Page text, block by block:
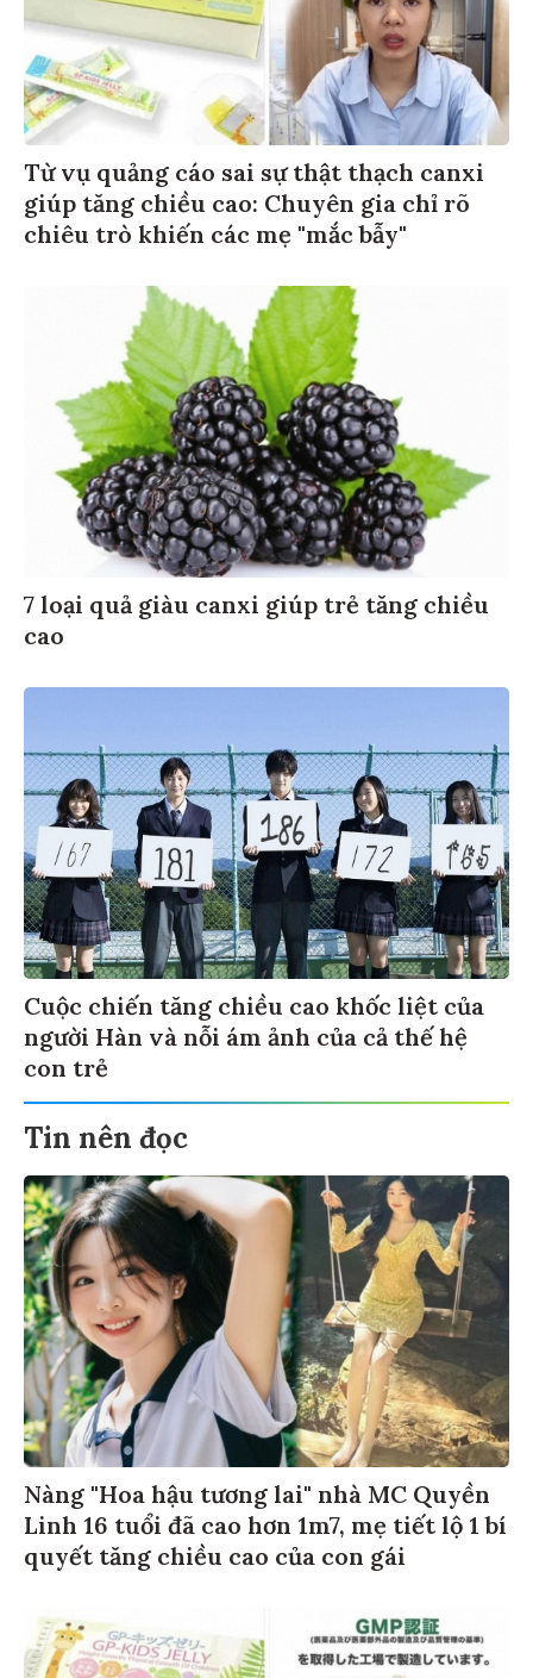
Từ vụ quảng cáo sai sự thật thạch canxi
giúp tăng chiều cao: Chuyên gia chỉ rõ
chiêu trò khiến các mẹ "mắc bẫy"
7 loại quả giàu canxi giúp trẻ tăng chiều
cao
Cuộc chiến tăng chiều cao khốc liệt của
người Hàn và nỗi ám ảnh của cả thế hệ
con trẻ
Tin nên đọc
Nàng "Hoa hậu tương lai" nhà MC Quyền
Linh 16 tuổi đã cao hơn 1m7, mẹ tiết lộ 1 bí
quyết tăng chiều cao của con gái